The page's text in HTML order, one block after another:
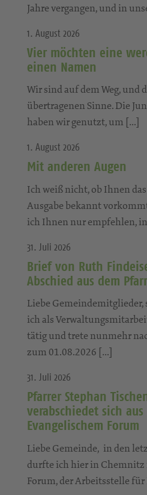
Jahre vergangen, und in
1. August 2026
Vier möchten eine
einen Namen
Wir sind auf dem Weg, und
übertragenen Sinne. Die
haben wir genutzt, um […]
1. August 2026
Mit anderen Augen
Ich weiß nicht, ob Ihnen
Ausgabe bekannt
ich Ihnen nur empfehlen,
31. Juli 2026
Brief von Ruth
Abschied aus dem
Liebe Gemeindemitglieder,
ich als
tätig und trete nunmehr
zum 01.08.2026 […]
31. Juli 2026
Pfarrer Stephan
verabschiedet sich aus
Evangelischem Forum
Liebe Gemeinde, in den
durfte ich hier in Chemnitz
Forum, der Arbeitsstelle